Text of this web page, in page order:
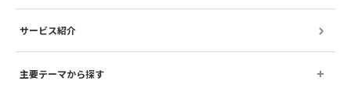
サービス紹介
主要テーマから探す